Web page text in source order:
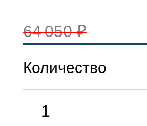
64 050 ₽
Количество